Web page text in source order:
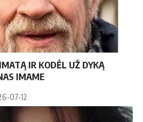
IR KODĖL UŽ DYKĄ
IMAME
07-12